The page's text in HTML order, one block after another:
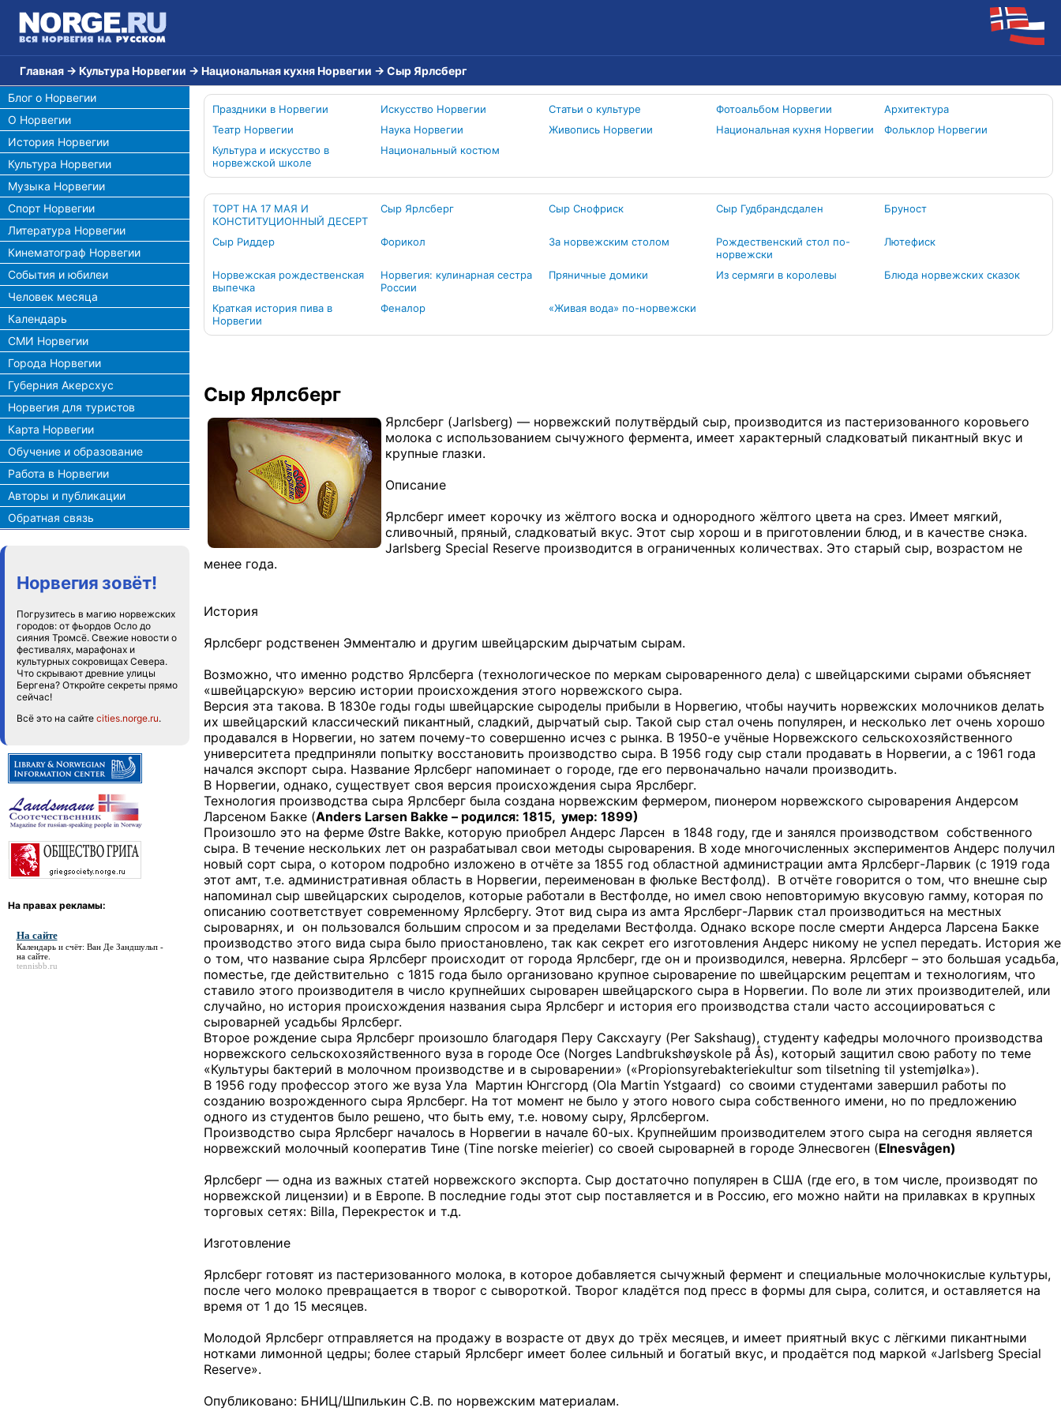
Главная → Культура Норвегии → Национальная кухня Норвегии → Сыр Ярлсберг
Блог о Норвегии
О Норвегии
История Норвегии
Культура Норвегии
Музыка Норвегии
Спорт Норвегии
Литература Норвегии
Кинематограф Норвегии
События и юбилеи
Человек месяца
Календарь
СМИ Норвегии
Города Норвегии
Губерния Акерсхус
Норвегия для туристов
Карта Норвегии
Обучение и образование
Работа в Норвегии
Авторы и публикации
Обратная связь
Норвегия зовёт!
Погрузитесь в магию норвежских
городов: от фьордов Осло до
сияния Тромсё. Свежие новости о
фестивалях, марафонах и
культурных сокровищах Севера.
Что скрывают древние улицы
Бергена? Откройте секреты прямо
сейчас!
Всё это на сайте cities.norge.ru.
На правах рекламы:
На сайте
Календарь и счёт: Ван Де Зандшульп -
на сайте.
tennisbb.ru
Праздники в Норвегии Искусство Норвегии Статьи о культуре Фотоальбом Норвегии
Архитектура
Театр Норвегии
Наука Норвегии Живопись Норвегии Национальная кухня Норвегии
Фольклор Норвегии
Культура и искусство в
норвежской школе
Национальный костюм
ТОРТ НА 17 МАЯ И
КОНСТИТУЦИОННЫЙ ДЕСЕРТ
Сыр Ярлсберг Сыр Снофриск Сыр Гудбрандсдален Бруност
Сыр Риддер Форикол За норвежским столом
Рождественский стол по-
норвежски
Лютефиск
Норвежская рождественская
выпечка
Норвегия: кулинарная сестра
России
Пряничные домики Из сермяги в королевы Блюда норвежских сказок
Краткая история пива в
Норвегии
Феналор «Живая вода» по-норвежски
Сыр Ярлсберг
Ярлсберг (Jarlsberg) — норвежский полутвёрдый сыр, производится из пастеризованного коровьего
молока с использованием сычужного фермента, имеет характерный сладковатый пикантный вкус и
крупные глазки.
Описание
Ярлсберг имеет корочку из жёлтого воска и однородного жёлтого цвета на срез. Имеет мягкий,
сливочный, пряный, сладковатый вкус. Этот сыр хорош и в приготовлении блюд, и в качестве снэка.
Jarlsberg Special Reserve производится в ограниченных количествах. Это старый сыр, возрастом не
менее года.
История
Ярлсберг родственен Эмменталю и другим швейцарским дырчатым сырам.
Возможно, что именно родство Ярлсберга (технологическое по меркам сыроваренного дела) с швейцарскими сырами объясняет
«швейцарскую» версию истории происхождения этого норвежского сыра.
Версия эта такова. В 1830е годы годы швейцарские сыроделы прибыли в Норвегию, чтобы научить норвежских молочников делать
их швейцарский классический пикантный, сладкий, дырчатый сыр. Такой сыр стал очень популярен, и несколько лет очень хорошо
продавался в Норвегии, но затем почему-то совершенно исчез с рынка. В 1950-е учёные Норвежского сельскохозяйственного
университета предприняли попытку восстановить производство сыра. В 1956 году сыр стали продавать в Норвегии, а с 1961 года
начался экспорт сыра. Название Ярлсберг напоминает о городе, где его первоначально начали производить.
В Норвегии, однако, существует своя версия происхождения сыра Ярслберг.
Технология производства сыра Ярлсберг была создана норвежским фермером, пионером норвежского сыроварения Андерсом
Ларсеном Бакке (Anders Larsen Bakke – родился: 1815, умер: 1899)
Произошло это на ферме Østre Bakke, которую приобрел Андерс Ларсен в 1848 году, где и занялся производством собственного
сыра. В течение нескольких лет он разрабатывал свои методы сыроварения. В ходе многочисленных экспериментов Андерс получил
новый сорт сыра, о котором подробно изложено в отчёте за 1855 год областной администрации амта Ярлсберг-Ларвик (с 1919 года
этот амт, т.е. административная область в Норвегии, переименован в фюльке Вестфолд). В отчёте говорится о том, что внешне сыр
напоминал сыр швейцарских сыроделов, которые работали в Вестфолде, но имел свою неповторимую вкусовую гамму, которая по
описанию соответствует современному Ярлсбергу. Этот вид сыра из амта Ярслберг-Ларвик стал производиться на местных
сыроварнях, и он пользовался большим спросом и за пределами Вестфолда. Однако вскоре после смерти Андерса Ларсена Бакке
производство этого вида сыра было приостановлено, так как секрет его изготовления Андерс никому не успел передать. История же
о том, что название сыра Ярлсберг происходит от города Ярлсберг, где он и производился, неверна. Ярлсберг – это большая усадьба,
поместье, где действительно с 1815 года было организовано крупное сыроварение по швейцарским рецептам и технологиям, что
ставило этого производителя в число крупнейших сыроварен швейцарского сыра в Норвегии. По воле ли этих производителей, или
случайно, но история происхождения названия сыра Ярлсберг и история его производства стали часто ассоциироваться с
сыроварней усадьбы Ярлсберг.
Второе рождение сыра Ярлсберг произошло благодаря Перу Саксхаугу (Per Sakshaug), студенту кафедры молочного производства
норвежского сельскохозяйственного вуза в городе Осе (Norges Landbrukshøyskole på Ås), который защитил свою работу по теме
«Культуры бактерий в молочном производстве и в сыроварении» («Propionsyrebakteriekultur som tilsetning til ystemjølka»).
В 1956 году профессор этого же вуза Ула Мартин Юнгсгорд (Ola Martin Ystgaard) со своими студентами завершил работы по
созданию возрожденного сыра Ярлсберг. На тот момент не было у этого нового сыра собственного имени, но по предложению
одного из студентов было решено, что быть ему, т.е. новому сыру, Ярлсбергом.
Производство сыра Ярлсберг началось в Норвегии в начале 60-ых. Крупнейшим производителем этого сыра на сегодня является
норвежский молочный кооператив Тине (Tine norske meierier) со своей сыроварней в городе Элнесвоген (Elnesvågen)
Ярлсберг — одна из важных статей норвежского экспорта. Сыр достаточно популярен в США (где его, в том числе, производят по
норвежской лицензии) и в Европе. В последние годы этот сыр поставляется и в Россию, его можно найти на прилавках в крупных
торговых сетях: Billa, Перекресток и т.д.
Изготовление
Ярлсберг готовят из пастеризованного молока, в которое добавляется сычужный фермент и специальные молочнокислые культуры,
после чего молоко превращается в творог с сывороткой. Творог кладётся под пресс в формы для сыра, солится, и оставляется на
время от 1 до 15 месяцев.
Молодой Ярлсберг отправляется на продажу в возрасте от двух до трёх месяцев, и имеет приятный вкус с лёгкими пикантными
нотками лимонной цедры; более старый Ярлсберг имеет более сильный и богатый вкус, и продаётся под маркой «Jarlsberg Special
Reserve».
Опубликовано: БНИЦ/Шпилькин С.В. по норвежским материалам.